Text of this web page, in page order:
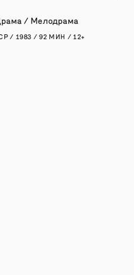
/ Мелодрама
/ 1983 / 92 МИН / 12+